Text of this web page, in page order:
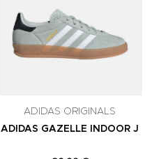
ADIDAS ORIGINALS
ADIDAS GAZELLE INDOOR J